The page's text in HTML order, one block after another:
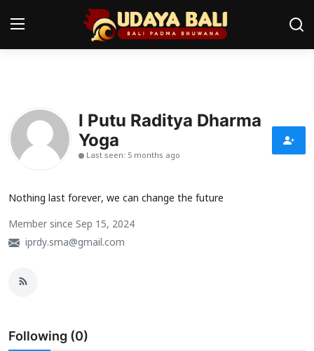
Pura
Desa Adat
Alam Bali
Seni
Usadha
I Putu Raditya Dharma
Yoga
Last seen: 5 months ago
Nothing last forever, we can change the future
Member since Sep 15, 2024
iprdy.sma@gmail.com
Following (0)